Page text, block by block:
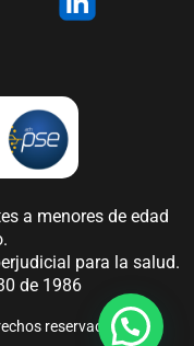
a menores de edad
para la salud.
de 1986
reservados